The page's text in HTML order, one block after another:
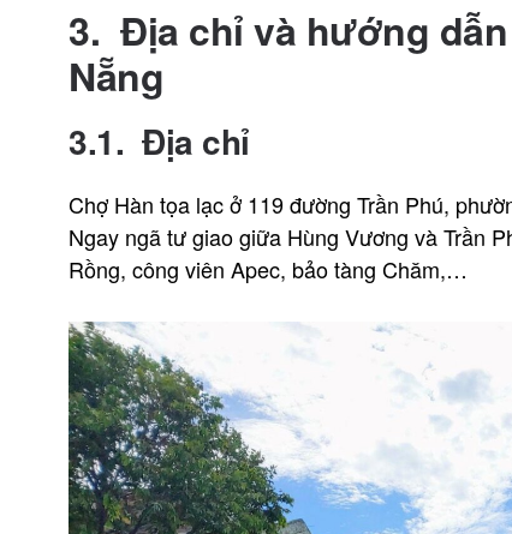
3.Địa chỉ và hướng
Nẵng
3.1. Địa chỉ
Chợ Hàn tọa lạc ở 119 đường Trần Phú,
Ngay ngã tư giao giữa Hùng Vương và Trần
Rồng, công viên Apec, bảo tàng Chăm,…